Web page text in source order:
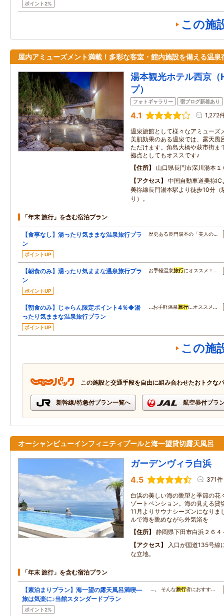
ポイント2%
この施
屋内アミューズメント満載！多彩な客室・館内施設を備える温泉
湯本観光ホテル西京
プ）
フォトギャラリー 宿ブログ新着あり
4.1 1,272
温泉旅館として様々なアミューズ
美肌効果のある温泉では、露天風
ただけます。角島大橋や萩市街ま
拠点としてもオススです♪
住所
山口県長門市深川湯本１
アクセス
中国自動車道美祢
美祢線長門湯本駅より徒歩10分（
り）。
「年末 旅行」を含む宿泊プラン
【食事なし】湯ったり気ままな温泉旅行プラ
ン
ポイントUP
歴史ある長門湯本の「美人の…
【朝食のみ】湯ったり気ままな温泉旅行プラ
ン
ポイントUP
お手軽温泉旅行にオススメ！…
【朝食のみ】じゃらん限定ポイント4％◆湯
ったり気ままな温泉旅行プラン
ポイントUP
…お手軽温泉旅行にオススメ…
この施
この施設と交通手段を自由に組み合わせたおトクな
新幹線/特急付プラン一覧へ 航空券付プラ
オーシャンビューインフィニティプールと海一望貸切露天風呂
ガーデンヴィラ白浜
4.5 371件
白浜の美しい海の眺望と季節の花
ゾートペンション。海の見える貸
11月よりサウナシーズンになりま
ルで海を眺めながら外気浴を
住所
静岡県下田市白浜２６４
アクセス
入口が国道135号線
な立地。
「年末 旅行」を含む宿泊プラン
【素泊まりプラン】海一望の露天風呂満喫―
旅は気楽に♪当館スタンダードプラン
ポイント2%
…。 そんな旅行者におすす…